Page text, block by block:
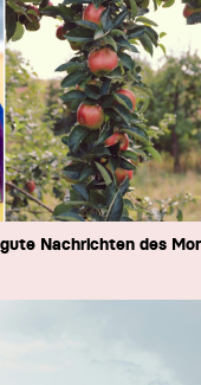
Nachrichten des